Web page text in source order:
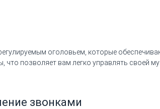
оголовьем, которые
позволяет вам легко управлять своей
звонками